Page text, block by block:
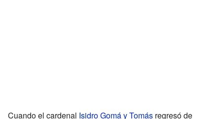
Cuando el cardenal Isidro Gomá y Tomás regresó de